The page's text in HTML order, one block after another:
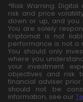
*Risk Warning:
risk and price
down or up, and you
You are solely
Kriptomat is not
performance is not a
You should only
where you
your investment
objectives and risk
financial adviser
should not be
information, see our